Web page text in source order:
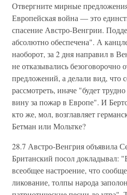
Отвергните мирные
Европейская война — это
спасение Австро-Венгрии.
абсолютно обеспечена". А
наоборот, за 2 дня направил в
не отказывались
предложений, а делали вид, что
рассмотреть, иначе "будет
вину за пожар в Европе". И
кто же, мол, возглавляет
Бетман или Мольтке?
28.7 Австро-Венгрия объявила
Британский посол докладывал:
всеобщее настроение, что
ликование, толпы народа